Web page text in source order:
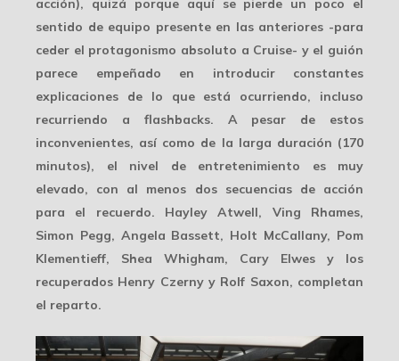
acción), quizá porque aquí se pierde un poco el
sentido de equipo presente en las anteriores -para
ceder el protagonismo absoluto a Cruise- y el guión
parece empeñado en introducir constantes
explicaciones de lo que está ocurriendo, incluso
recurriendo a flashbacks. A pesar de estos
inconvenientes, así como de la larga duración (170
minutos), el nivel de entretenimiento es muy
elevado, con al menos dos secuencias de acción
para el recuerdo. Hayley Atwell, Ving Rhames,
Simon Pegg, Angela Bassett, Holt McCallany, Pom
Klementieff, Shea Whigham, Cary Elwes y los
recuperados Henry Czerny y Rolf Saxon, completan
el reparto.